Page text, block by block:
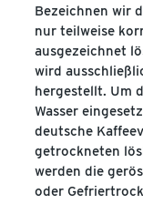
Bezeichnen wir
nur teilweise
ausgezeichnet
wird
hergestellt. Um
Wasser
deutsche
getrockneten
werden die
oder